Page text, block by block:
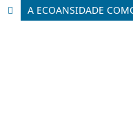
A ECOANSIDADE